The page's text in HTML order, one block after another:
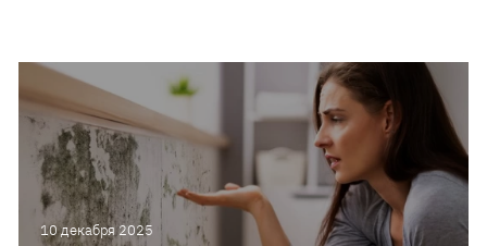
10 декабря 2025